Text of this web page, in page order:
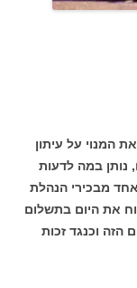
המנוי על עיתון
נותן במה לדעות
מבכירי הנהלת
את היום בתשלום
הזה וכנגד זכות